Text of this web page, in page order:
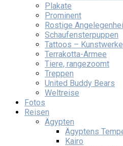
Plakate
Prominent
Rostige
Schaufensterpuppen
Tattoos –
Terrakotta-Armee
Tiere, rangezoomt
Treppen
United Buddy Bears
Weltreise
Fotos
Reisen
Ägypten
Ägyptens
Kairo